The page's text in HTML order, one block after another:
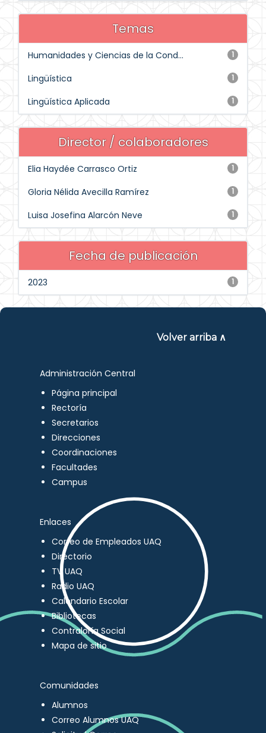
Temas
1
Humanidades y Ciencias de la Cond...
1
Lingüística
1
Lingüística Aplicada
Director / colaboradores
1
Elia Haydée Carrasco Ortiz
1
Gloria Nélida Avecilla Ramírez
1
Luisa Josefina Alarcón Neve
Fecha de publicación
1
2023
Volver arriba ∧
Administración Central
Página principal
Rectoría
Secretarios
Direcciones
Coordinaciones
Facultades
Campus
Enlaces
Correo de Empleados UAQ
Directorio
TV UAQ
Radio UAQ
Calendario Escolar
Bibliotecas
Contraloría Social
Mapa de sitio
Comunidades
Alumnos
Correo Alumnos UAQ